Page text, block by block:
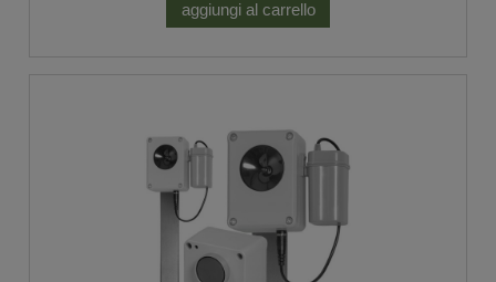
aggiungi al carrello